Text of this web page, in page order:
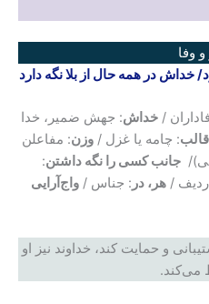
وفا
/خداش در همه حال از بلا نگه دارد
/ خداش: جهش ضمیر، خدا
قالب: چامه یا غزل / وزن: مفاعلن
جانب کسی را نگه داشتن:
/ هر، در : جناس / وا‌ج‌آرایی
و حمایت کند، خداوند نیز او
می‌کند.